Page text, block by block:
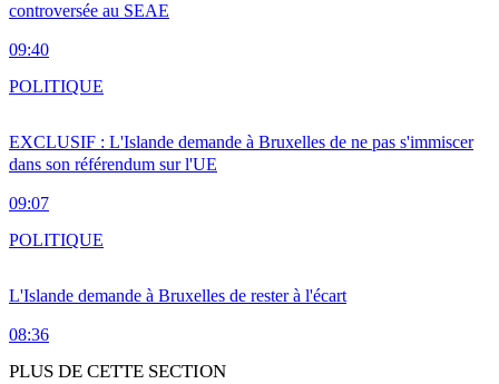
controversée au SEAE
09:40
EXCLUSIF : L'Islande demande à Bruxelles de ne pas s'immiscer
dans son référendum sur l'UE
09:07
POLITIQUE
L'Islande demande à Bruxelles de rester à l'écart
08:36
POLITIQUE
PLUS DE CETTE SECTION